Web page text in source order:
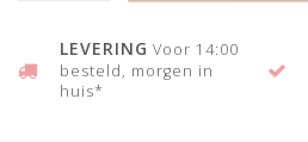
LEVERING Voor 14:00
besteld, morgen in
huis*